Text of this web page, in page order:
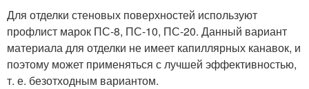
Для отделки стеновых поверхностей используют
профлист марок ПС-8, ПС-10, ПС-20. Данный вариант
материала для отделки не имеет капиллярных канавок, и
поэтому может применяться с лучшей эффективностью,
т. е. безотходным вариантом.